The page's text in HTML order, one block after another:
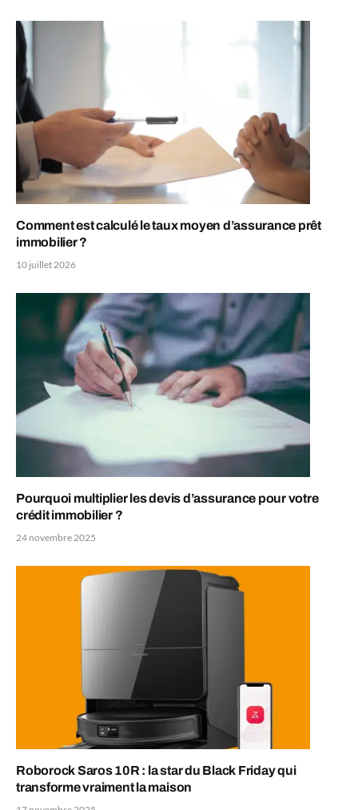
Comment est calculé le taux moyen d’assurance prêt
immobilier ?
10 juillet 2026
Pourquoi multiplier les devis d’assurance pour votre
crédit immobilier ?
24 novembre 2025
Roborock Saros 10R : la star du Black Friday qui
transforme vraiment la maison